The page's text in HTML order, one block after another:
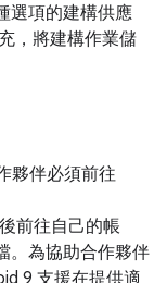
選項的建構供應
，將建構作業儲
夥伴必須前往
前往自己的帳
。為協助合作夥伴
9 支援在提供適